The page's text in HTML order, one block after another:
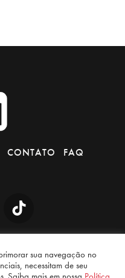
CONTATO
FAQ
sua navegação no
necessitam de seu